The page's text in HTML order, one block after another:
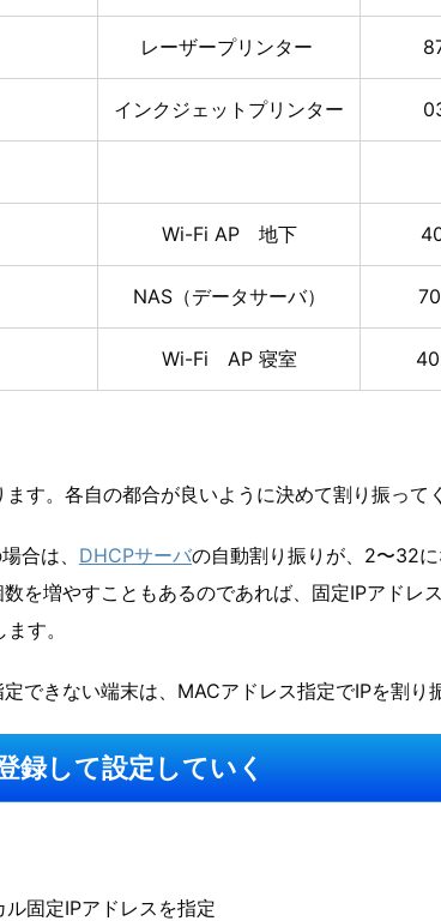
レーザープリンター
インクジェットプリンター
Wi-Fi AP 地下
NAS（データサーバ）
Wi-Fi AP 寝室
す。各自の都合が良いように決めて割り振って
合は、 DHCPサーバの自動割り振りが、2〜32
を増やすこともあるのであれば、固定IPアドレ
す。
できない端末は、MACアドレス指定でIPを割り
録して設定していく
固定IPアドレスを指定